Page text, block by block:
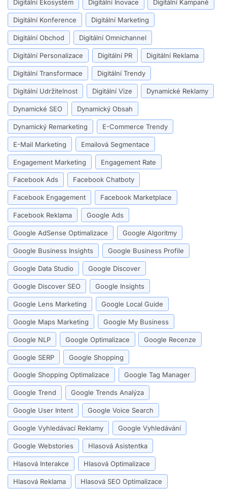
Digitální Ekosystém Digitální Inovace Digitální Kampaně
Digitální Konference Digitální Marketing
Digitální Obchod Digitální Omnichannel
Digitální Personalizace Digitální PR Digitální Reklama
Digitální Transformace Digitální Trendy
Digitální Udržitelnost Digitální Vize Dynamické Reklamy
Dynamické SEO Dynamický Obsah
Dynamický Remarketing E-Commerce Trendy
E-Mail Marketing Emailová Segmentace
Engagement Marketing Engagement Rate
Facebook Ads Facebook Chatboty
Facebook Engagement Facebook Marketplace
Facebook Reklama Google Ads
Google AdSense Optimalizace Google Algoritmy
Google Business Insights Google Business Profile
Google Data Studio Google Discover
Google Discover SEO Google Insights
Google Lens Marketing Google Local Guide
Google Maps Marketing Google My Business
Google NLP Google Optimalizace Google Recenze
Google SERP Google Shopping
Google Shopping Optimalizace Google Tag Manager
Google Trend Google Trends Analýza
Google User Intent Google Voice Search
Google Vyhledávací Reklamy Google Vyhledávání
Google Webstories Hlasová Asistentka
Hlasová Interakce Hlasová Optimalizace
Hlasová Reklama Hlasová SEO Optimalizace